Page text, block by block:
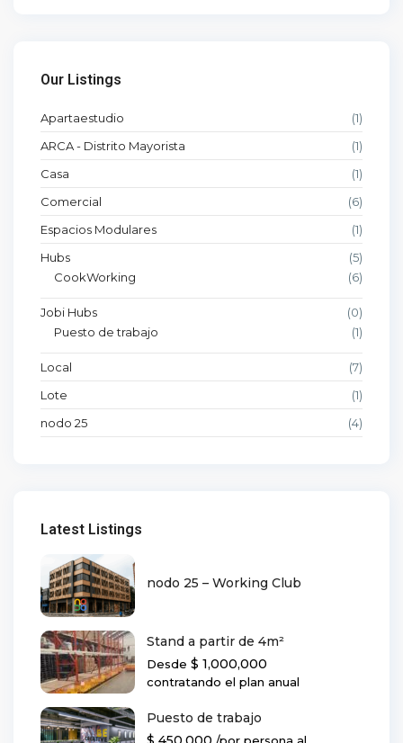
Our Listings
Apartaestudio
(1)
ARCA - Distrito Mayorista
(1)
Casa
(1)
Comercial
(6)
Espacios Modulares
(1)
Hubs
(5)
CookWorking
(6)
Jobi Hubs
(0)
Puesto de trabajo
(1)
Local
(7)
Lote
(1)
nodo 25
(4)
Latest Listings
nodo 25 – Working Club
Stand a partir de 4m²
Desde $ 1,000,000
contratando el plan anual
Puesto de trabajo